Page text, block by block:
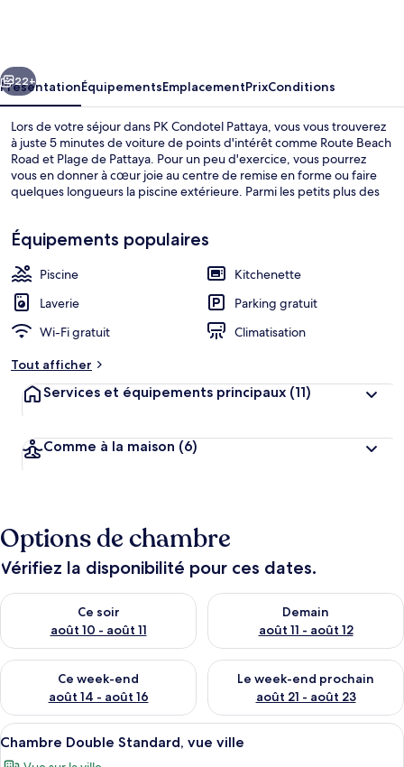
Piscine extérieure
Suivant
22+
PrésentationÉquipementsEmplacementPrixConditions
Lors de votre séjour dans PK Condotel Pattaya, vous vous trouverez
à juste 5 minutes de voiture de points d'intérêt comme Route Beach
Road et Plage de Pattaya. Pour un peu d'exercice, vous pourrez
vous en donner à cœur joie au centre de remise en forme ou faire
quelques longueurs la piscine extérieure. Parmi les petits plus des
Équipements populaires
Piscine
Kitchenette
Laverie
Parking gratuit
Wi-Fi gratuit
Climatisation
Tout afficher
Services et équipements principaux (11)
Comme à la maison (6)
Options de chambre
Vérifiez la disponibilité pour ces dates.
Ce soir
août 10 - août 11
Vérifier la disponibilité pour ce soir août 10 - août 11
Demain
août 11 - août 12
Vérifier la disponibilité pour
Ce week-end
août 14 - août 16
Vérifier la disponibilité pour ce week-end août 14 - août 16
Le week-end prochain
août 21 - août 23
Vérifier la disponibilité pour
Afficher
toutes
Chambre Double Standard, vue
7
Chambre Double Standard, vue ville